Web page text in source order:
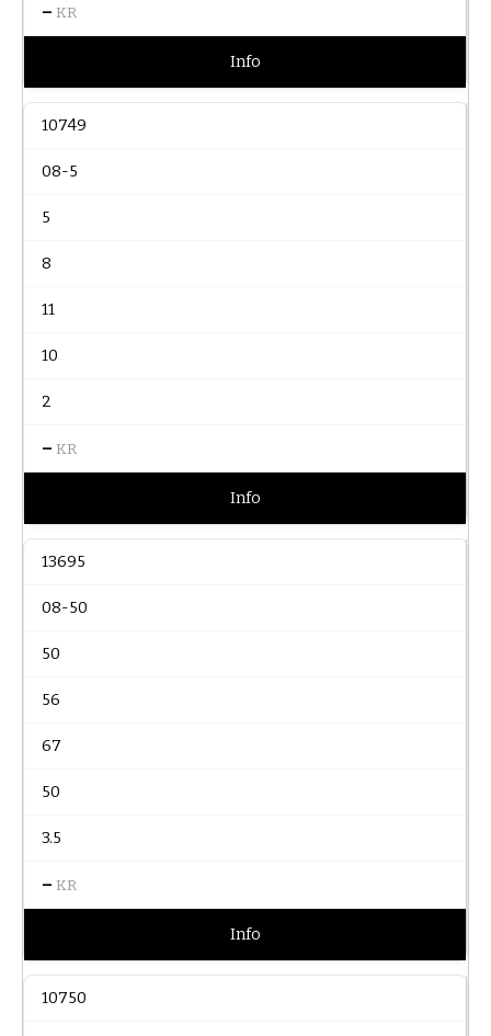
– KR
Info
10749
08-5
5
8
11
10
2
– KR
Info
13695
08-50
50
56
67
50
3.5
– KR
Info
10750